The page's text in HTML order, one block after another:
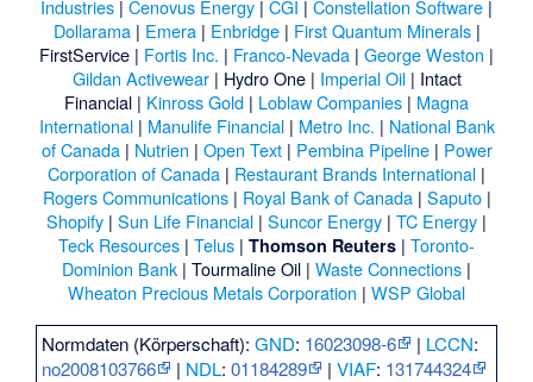
Industries | Cenovus Energy | CGI | Constellation Software |
Dollarama| Emera| Enbridge| First Quantum Minerals|
FirstService | Fortis Inc. | Franco-Nevada | George Weston |
Gildan Activewear| Hydro One| Imperial Oil| Intact
Financial | Kinross Gold | Loblaw Companies | Magna
International| Manulife Financial| Metro Inc. | National Bank
of Canada| Nutrien | Open Text| Pembina Pipeline| Power
Corporation of Canada | Restaurant Brands International |
Rogers Communications| Royal Bank of Canada| Saputo|
Shopify | Sun Life Financial | Suncor Energy | TC Energy |
Teck Resources | Telus | Thomson Reuters | Toronto-
Dominion Bank | Tourmaline Oil | Waste Connections |
Wheaton Precious Metals Corporation | WSP Global
Normdaten (Körperschaft):GND: 16023098-6 | LCCN:
no2008103766
| NDL:01184289 |VIAF: 131744324